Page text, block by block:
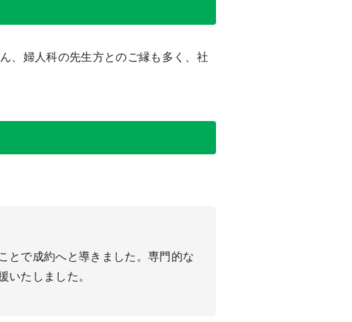
、婦人科の先生方とのご縁も多く、社
とで成約へと導きました。専門的な
たしました。